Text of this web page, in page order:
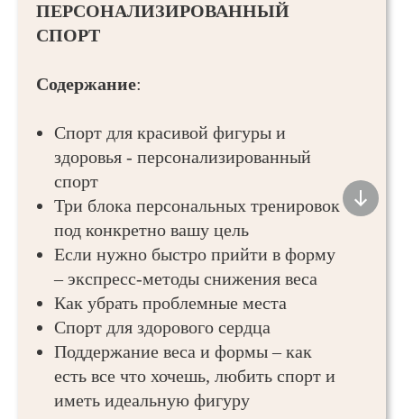
ПЕРСОНАЛИЗИРОВАННЫЙ
СПОРТ
Содержание:
Спорт для красивой фигуры и
здоровья - персонализированный
спорт
Три блока персональных тренировок
под конкретно вашу цель
Если нужно быстро прийти в форму
– экспресс-методы снижения веса
Как убрать проблемные места
Спорт для здорового сердца
Поддержание веса и формы – как
есть все что хочешь, любить спорт и
иметь идеальную фигуру